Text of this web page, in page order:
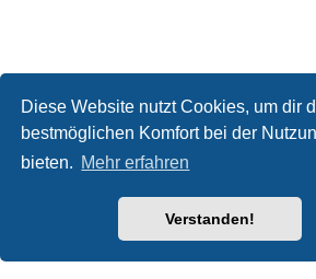
Diese Website nutzt Cookies, um dir
bestmöglichen Komfort bei der
bieten. Mehr erfahren
Verstanden!